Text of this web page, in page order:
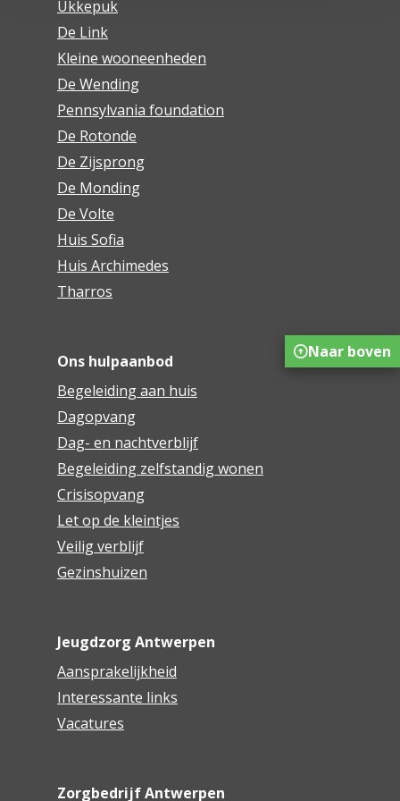
Ukkepuk
De Link
Kleine wooneenheden
De Wending
Pennsylvania foundation
De Rotonde
De Zijsprong
De Monding
De Volte
Huis Sofia
Huis Archimedes
Tharros
Ons hulpaanbod
Begeleiding aan huis
Dagopvang
Dag- en nachtverblijf
Begeleiding zelfstandig wonen
Crisisopvang
Let op de kleintjes
Veilig verblijf
Gezinshuizen
Jeugdzorg Antwerpen
Aansprakelijkheid
Interessante links
Vacatures
Zorgbedrijf Antwerpen
Naar boven